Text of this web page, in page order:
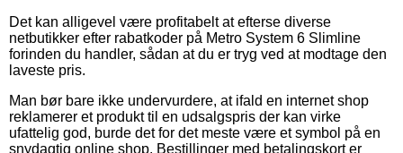
Det kan alligevel være profitabelt at efterse diverse
netbutikker efter rabatkoder på Metro System 6 Slimline
forinden du handler, sådan at du er tryg ved at modtage den
laveste pris.
Man bør bare ikke undervurdere, at ifald en internet shop
reklamerer et produkt til en udsalgspris der kan virke
ufattelig god, burde det for det meste være et symbol på en
snydagtig online shop. Bestillinger med betalingskort er